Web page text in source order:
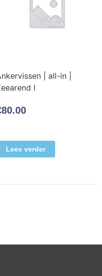
| all-in |
I
80.00
Lees verder